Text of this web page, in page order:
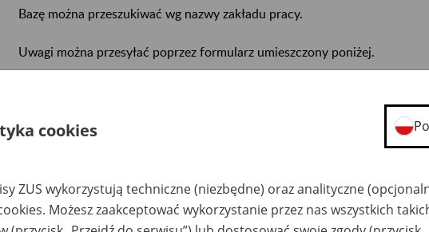
Bazę można przeszukiwać wg nazwy zakładu pracy.
Uwagi można przesyłać poprzez formularz umieszczony poniżej.
Wszystkie uwagi można przesyłać poprzez
Ukryj wszystkie pozycje bazy
cookies
ZUS wykorzystują techniczne (niezbędne) oraz analityczne
Możesz zaakceptować wykorzystanie przez nas wszystkich